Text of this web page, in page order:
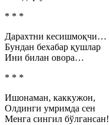
* * *
Дарахтни кесишмоқчи…
Бундан бехабар қушлар
Ини билан овора…
* * *
Ишонаман, каккужон,
Олдинги умримда сен
Менга сингил бўлгансан!